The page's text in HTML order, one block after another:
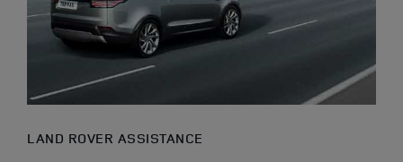
LAND ROVER ASSISTANCE